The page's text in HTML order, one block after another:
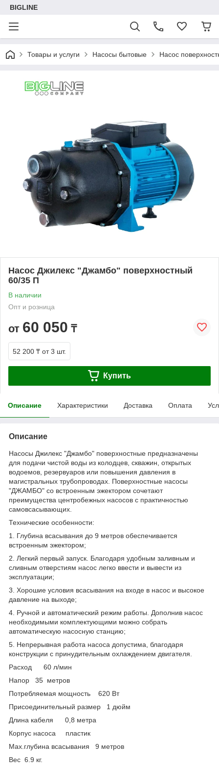
BIGLINE
Товары и услуги Насосы бытовые Насос
Насос Джилекс "Джамбо" поверхностный
60/35 П
В наличии
Опт и розница
от 60 050 ₸
52 200 ₸ от 3 шт.
Купить
Описание Характеристики Доставка Оплата
Описание
Насосы Джилекс "Джамбо" поверхностные предназначены
для подачи чистой воды из колодцев, скважин, открытых
водоемов, резервуаров или повышения давления в
магистральных трубопроводах. Поверхностные насосы
"ДЖАМБО" со встроенным эжектором сочетают
преимущества центробежных насосов с практичностью
самовсасывающих.
Технические особенности:
1. Глубина всасывания до 9 метров обеспечивается
встроенным эжектором;
2. Легкий первый запуск. Благодаря удобным заливным и
сливным отверстиям насос легко ввести и вывести из
эксплуатации;
3. Хорошие условия всасывания на входе в насос и высокое
давление на выходе;
4. Ручной и автоматический режим работы. Дополнив насос
необходимыми комплектующими можно собрать
автоматическую насосную станцию;
5. Непрерывная работа насоса допустима, благодаря
конструкции с принудительным охлаждением двигателя.
Расход 60 л/мин
Напор 35 метров
Потребляемая мощность 620 Вт
Присоединительный размер 1 дюйм
Длина кабеля 0,8 метра
Корпус насоса пластик
Мах.глубина всасывания 9 метров
Вес 6.9 кг.